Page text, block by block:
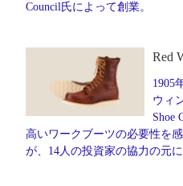
Council氏によって創業。
Red
1905
ウィ
Shoe
高いワークブーツの必要性を感
が、14人の投資家の協力の元に